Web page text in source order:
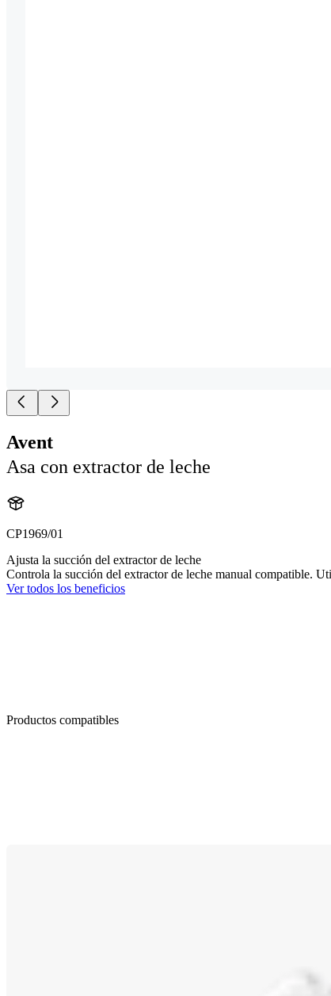
Avent
Asa con extractor de leche
CP1969/01
Ajusta la succión del extractor de leche
Controla la succión del extractor de leche manual compatible.
Ver todos los beneficios
Productos compatibles